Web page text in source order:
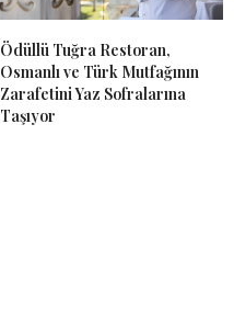
Ödüllü Tuğra Restoran,
Osmanlı ve Türk Mutfağının
Zarafetini Yaz Sofralarına
Taşıyor